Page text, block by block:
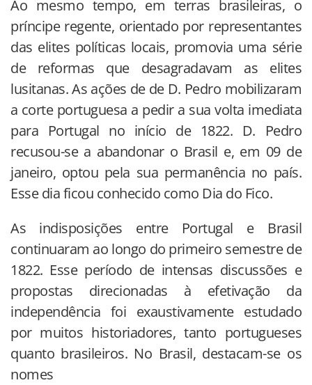
Ao mesmo tempo, em terras brasileiras, o
príncipe regente, orientado por representantes
das elites políticas locais, promovia uma série
de reformas que desagradavam as elites
lusitanas. As ações de de D. Pedro mobilizaram
a corte portuguesa a pedir a sua volta imediata
para Portugal no início de 1822. D. Pedro
recusou-se a abandonar o Brasil e, em 09 de
janeiro, optou pela sua permanência no país.
Esse dia ficou conhecido como Dia do Fico.
As indisposições entre Portugal e Brasil
continuaram ao longo do primeiro semestre de
1822. Esse período de intensas discussões e
propostas direcionadas à efetivação da
independência foi exaustivamente estudado
por muitos historiadores, tanto portugueses
quanto brasileiros. No Brasil, destacam-se os
nomes